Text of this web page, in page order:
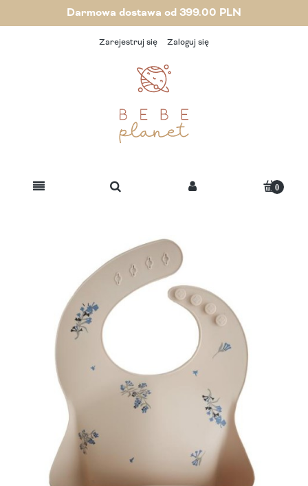
Darmowa dostawa od 399.00 PLN
Zarejestruj się Zaloguj się